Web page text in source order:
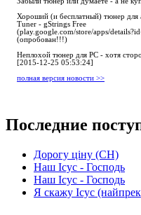
Хороший (и бесплатный) тюнер для
Tuner - gStrings Free
(play.google.com/store/apps/
(опробован!!!)
Неплохой тюнер для РС - хотя
[2015-12-25 05:53:24]
полная версия новости >>
Последние
Дорогу ціну (СН)
Наш Ісус - Господь
Наш Ісус - Господь
Я скажу Ісус